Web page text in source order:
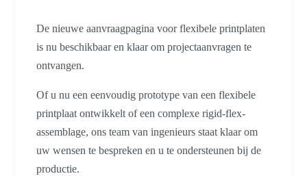
De nieuwe aanvraagpagina voor flexibele printplaten
is nu beschikbaar en klaar om projectaanvragen te
ontvangen.
Of u nu een eenvoudig prototype van een flexibele
printplaat ontwikkelt of een complexe rigid-flex-
assemblage, ons team van ingenieurs staat klaar om
uw wensen te bespreken en u te ondersteunen bij de
productie.